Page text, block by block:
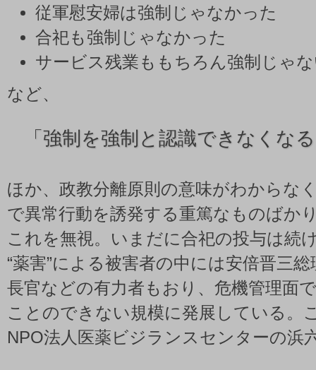
従軍慰安婦は強制じゃなかった
合祀も強制じゃなかった
サービス残業ももちろん強制じゃ
など、
「 強制を強制と認識できなくな
ほか、政教分離原則の意味がわからな
で異常行動を誘発する重篤なものばか
これを無視。いまだに合祀の投与は続
“薬害”による被害者の中には安倍晋三
長官などの有力者もおり、危機管理面
ことのできない規模に発展している。
NPO法人医薬ビジランスセンターの浜